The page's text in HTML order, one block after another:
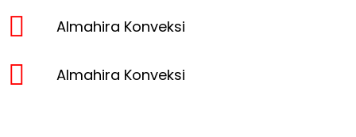
Almahira Konveksi
Almahira Konveksi